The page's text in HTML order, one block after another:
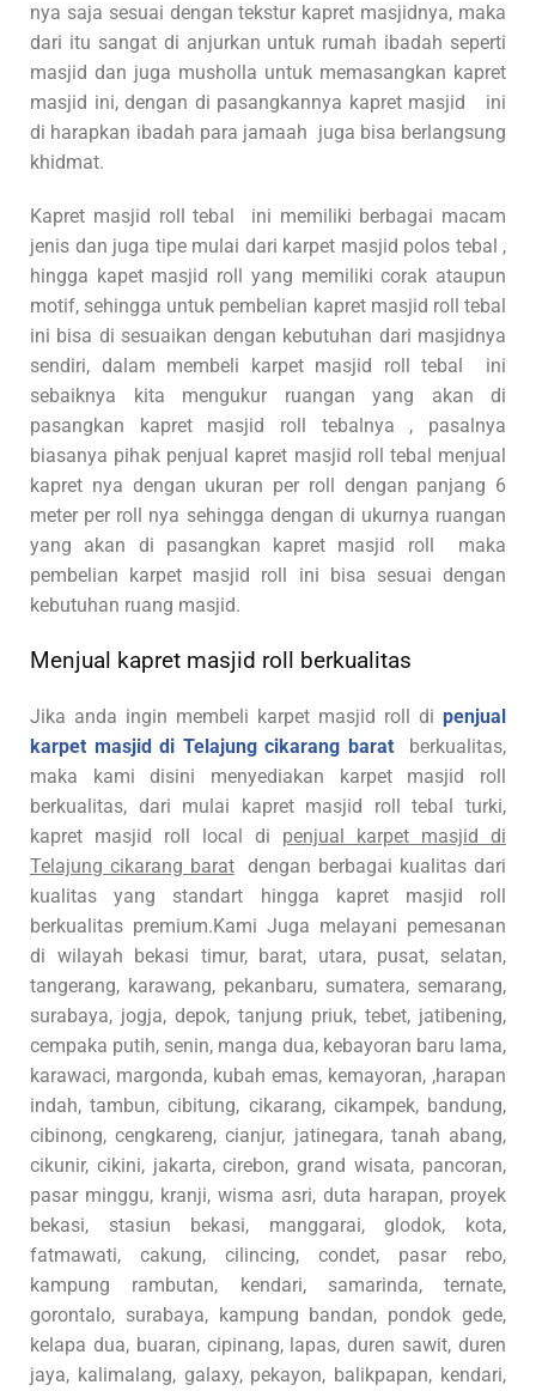
nya saja sesuai dengan tekstur kapret masjidnya, maka
dari itu sangat di anjurkan untuk rumah ibadah seperti
masjid dan juga musholla untuk memasangkan kapret
masjid ini, dengan di pasangkannya kapret masjid ini
di harapkan ibadah para jamaah juga bisa berlangsung
khidmat.
Kapret masjid roll tebal ini memiliki berbagai macam
jenis dan juga tipe mulai dari karpet masjid polos tebal ,
hingga kapet masjid roll yang memiliki corak ataupun
motif, sehingga untuk pembelian kapret masjid roll tebal
ini bisa di sesuaikan dengan kebutuhan dari masjidnya
sendiri, dalam membeli karpet masjid roll tebal ini
sebaiknya kita mengukur ruangan yang akan di
pasangkan kapret masjid roll tebalnya , pasalnya
biasanya pihak penjual kapret masjid roll tebal menjual
kapret nya dengan ukuran per roll dengan panjang 6
meter per roll nya sehingga dengan di ukurnya ruangan
yang akan di pasangkan kapret masjid roll maka
pembelian karpet masjid roll ini bisa sesuai dengan
kebutuhan ruang masjid.
Menjual kapret masjid roll berkualitas
Jika anda ingin membeli karpet masjid roll di penjual
karpet masjid di Telajung cikarang barat
berkualitas,
maka kami disini menyediakan karpet masjid roll
berkualitas, dari mulai kapret masjid roll tebal turki,
kapret masjid roll local di penjual karpet masjid di
Telajung cikarang baratdengan berbagai kualitas dari
kualitas yang standart hingga kapret masjid roll
berkualitas premium.Kami Juga melayani pemesanan
di wilayah bekasi timur, barat, utara, pusat, selatan,
tangerang, karawang, pekanbaru, sumatera, semarang,
surabaya, jogja, depok, tanjung priuk, tebet, jatibening,
cempaka putih, senin, manga dua, kebayoran baru lama,
karawaci, margonda, kubah emas, kemayoran, ,harapan
indah, tambun, cibitung, cikarang, cikampek, bandung,
cibinong, cengkareng, cianjur, jatinegara, tanah abang,
cikunir, cikini, jakarta, cirebon, grand wisata, pancoran,
pasar minggu, kranji, wisma asri, duta harapan, proyek
bekasi, stasiun bekasi, manggarai, glodok, kota,
fatmawati, cakung, cilincing, condet, pasar rebo,
kampung rambutan, kendari, samarinda, ternate,
gorontalo, surabaya, kampung bandan, pondok gede,
kelapa dua, buaran, cipinang, lapas, duren sawit, duren
jaya, kalimalang, galaxy, pekayon, balikpapan, kendari,